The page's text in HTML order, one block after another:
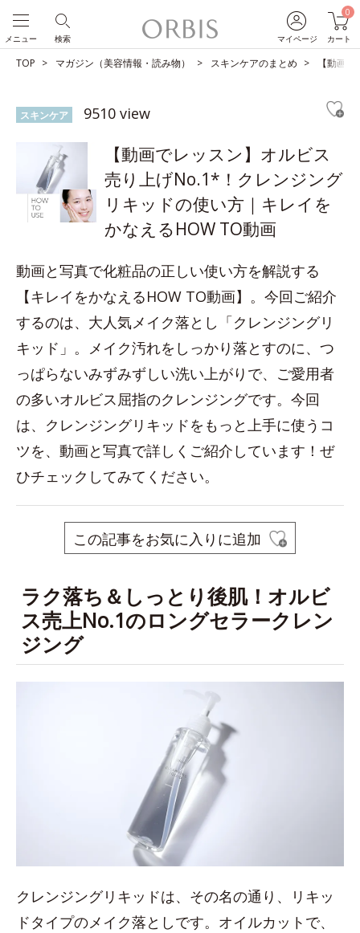
マイページ
0
カート
検索
メニュー
TOP マガジン（美容情報・読み物） スキンケアのまとめ 【動画
スキンケア 9510 view
【動画でレッスン】オルビス
売り上げNo.1*！クレンジング
リキッドの使い方｜キレイを
かなえるHOW TO動画
動画と写真で化粧品の正しい使い方を解説する
【キレイをかなえるHOW TO動画】。今回ご紹介
するのは、大人気メイク落とし「クレンジングリ
キッド」。メイク汚れをしっかり落とすのに、つ
っぱらないみずみずしい洗い上がりで、ご愛用者
の多いオルビス屈指のクレンジングです。今回
は、クレンジングリキッドをもっと上手に使うコ
ツを、動画と写真で詳しくご紹介しています！ぜ
ひチェックしてみてください。
この記事をお気に入りに追加
ラク落ち＆しっとり後肌！オルビ
ス売上No.1のロングセラークレン
ジング
クレンジングリキッドは、その名の通り、リキッ
ドタイプのメイク落としです。オイルカットで、